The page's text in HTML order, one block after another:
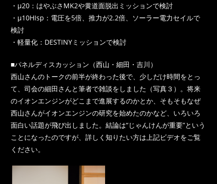
・μ20：はやぶさMK2や黄道面脱出ミッションで検討
・μ10HIsp：電圧を5倍、推力が2.2倍、ソーラー電力セイルで
検討
・軽量化：DESTINYミッションで検討
■パネルディスカッション（西山・細田・吉川）
西山さんのトークの前半が終わった後で、少しだけ時間をとっ
て、司会の細田さんと筆者で雑談をしました（写真３）。将来
のイオンエンジンがどこまで進展するのかとか、そもそもなぜ
西山さんがイオンエンジンの研究を始めたのかなど、いろいろ
面白い話題が飛び出しました。結論は“じゃんけんが重要”という
ことになったのですが、詳しく知りたい方は上記ビデオをご覧
ください。